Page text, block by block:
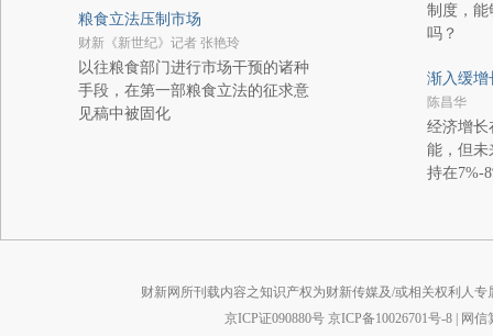
粮食立法压制市场
财新《新世纪》记者 张艳玲
以往粮食部门进行市场干预的诸种
手段，在第一部粮食立法的征求意
见稿中被固化
制度，能
吗？
渐入缓增
陈昌华
经济增长
能，但未
持在7%-
财新网所刊载内容之知识产权为财新传媒及/或相关权利人
京ICP证090880号 京ICP备10026701号-8
网信